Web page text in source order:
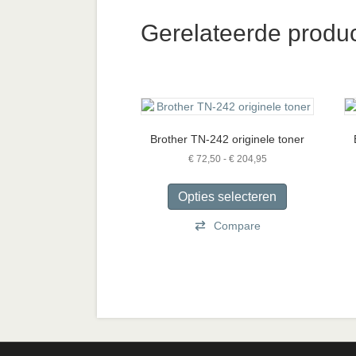
Gerelateerde
Brother TN-242 originele toner
€72,50 - €204,95Prijsklasse:
tot
€ 204,95
Opties selecteren
heeft
worden
Compare